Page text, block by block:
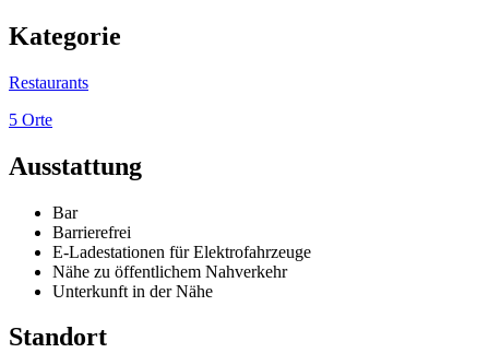
Kategorie
Restaurants
5 Orte
Ausstattung
Bar
Barrierefrei
E-Ladestationen für Elektrofahrzeuge
Nähe zu öffentlichem Nahverkehr
Unterkunft in der Nähe
Standort